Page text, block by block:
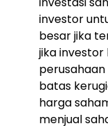
investor
besar jika
jika
batas
harga
menjual